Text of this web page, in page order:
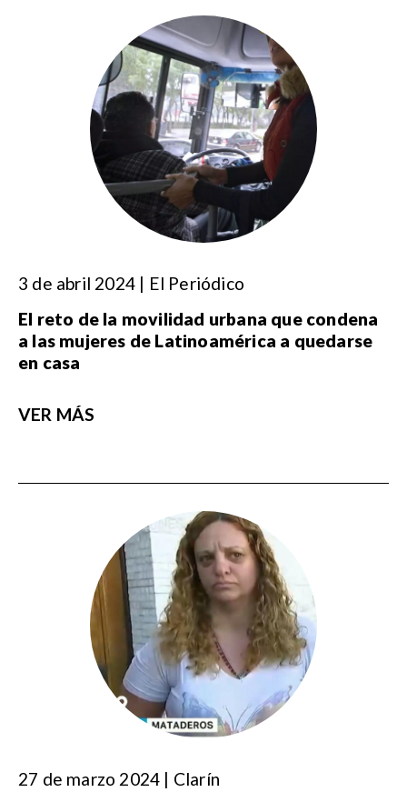
3 de abril 2024 | El Periódico
El reto de la movilidad urbana que condena
a las mujeres de Latinoamérica a quedarse
en casa
VER MÁS
27 de marzo 2024 | Clarín